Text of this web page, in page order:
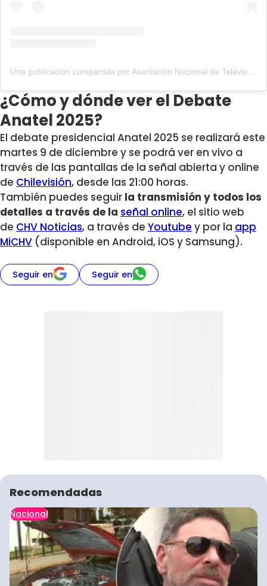
¿Cómo y dónde ver el Debate
Anatel 2025?
El debate presidencial Anatel 2025 se realizará este
martes 9 de diciembre y se podrá ver en vivo a
través de las pantallas de la señal abierta y online
de Chilevisión, desde las 21:00 horas.
También puedes seguir la transmisión y todos los
detalles a través de la señal online, el sitio web
de CHV Noticias, a través de Youtube y por la app
MiCHV (disponible en Android, iOS y Samsung).
Seguir en Seguir en
Recomendadas
Nacional